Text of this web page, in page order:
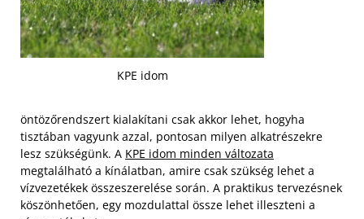
KPE idom
öntözőrendszert kialakítani csak akkor lehet, hogyha
tisztában vagyunk azzal, pontosan milyen alkatrészekre
lesz szükségünk. A KPE idom minden változata
megtalálható a kínálatban, amire csak szükség lehet a
vízvezetékek összeszerelése során. A praktikus tervezésnek
köszönhetően, egy mozdulattal össze lehet illeszteni a